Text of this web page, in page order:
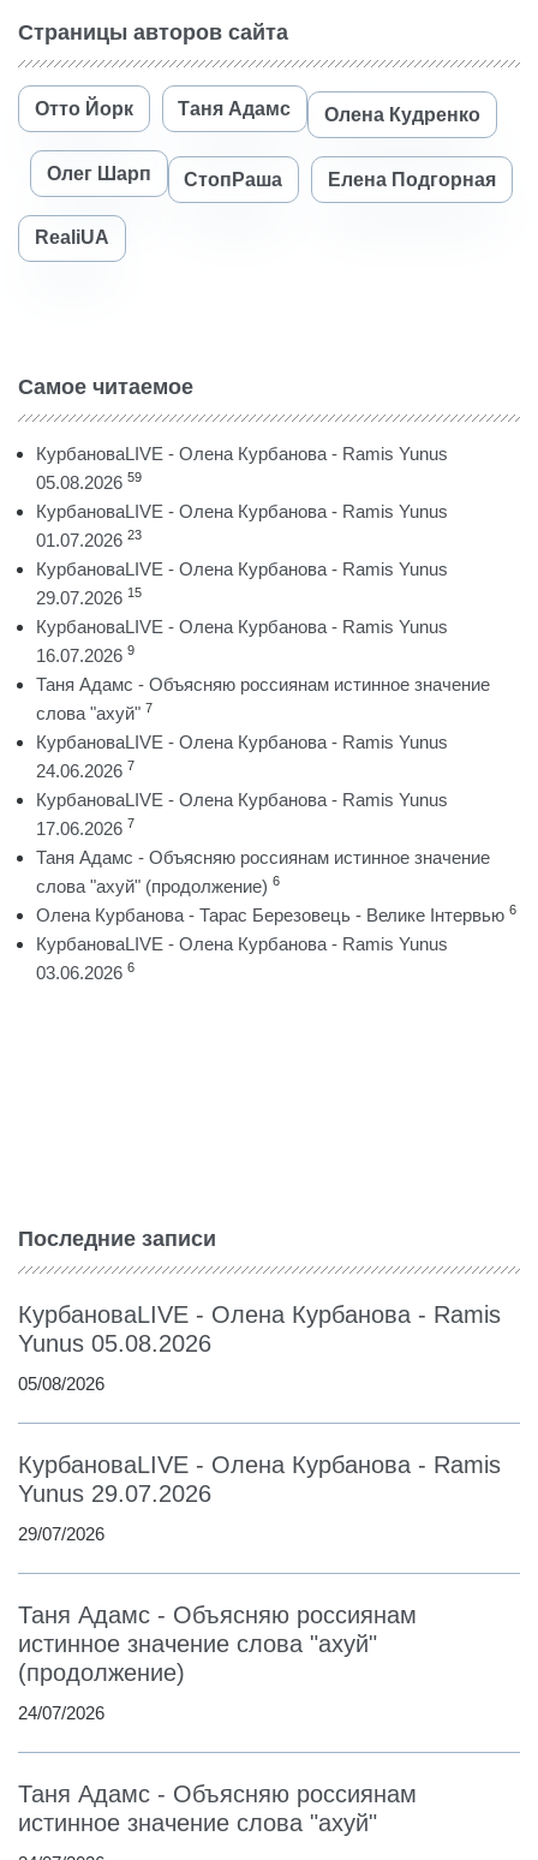
Страницы авторов сайта
Отто Йорк Таня Адамс Олена Кудренко
Олег Шарп СтопРаша Елена Подгорная
RealiUA
Самое читаемое
КурбановаLIVE - Олена Курбанова - Ramis Yunus
05.08.2026 59
КурбановаLIVE - Олена Курбанова - Ramis Yunus
01.07.2026 23
КурбановаLIVE - Олена Курбанова - Ramis Yunus
29.07.2026 15
КурбановаLIVE - Олена Курбанова - Ramis Yunus
16.07.2026 9
Таня Адамс - Объясняю россиянам истинное значение
слова "ахуй" 7
КурбановаLIVE - Олена Курбанова - Ramis Yunus
24.06.2026 7
КурбановаLIVE - Олена Курбанова - Ramis Yunus
17.06.2026 7
Таня Адамс - Объясняю россиянам истинное значение
слова "ахуй" (продолжение) 6
Олена Курбанова - Тарас Березовець - Велике Інтервью 6
КурбановаLIVE - Олена Курбанова - Ramis Yunus
03.06.2026 6
Последние записи
КурбановаLIVE - Олена Курбанова - Ramis
Yunus 05.08.2026
05/08/2026
КурбановаLIVE - Олена Курбанова - Ramis
Yunus 29.07.2026
29/07/2026
Таня Адамс - Объясняю россиянам
истинное значение слова "ахуй"
(продолжение)
24/07/2026
Таня Адамс - Объясняю россиянам
истинное значение слова "ахуй"